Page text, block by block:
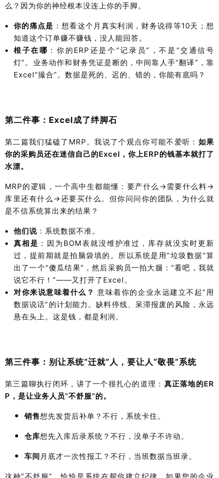
么？因为你的神经根本没连上你的手脚。
你的痛点是 ：想看这个月真实利润，财务说得等10天；想
知道这个订单赚不赚钱，没人能回答。
根子在哪 ：你的ERP还是个“记录员”，不是“交通信号
灯”。业务动作和财务凭证是断的，中间靠人手“翻译”，靠
Excel“撮合”。数据是死的、迟的、错的，你能有底吗？
第二件事：Excel成了绊脚石
第二篇我们猛磕了MRP。我说了个观点你可能不爱听： 如果
你的采购员还在迷信自己的Excel，你上ERP的钱基本就打了
水漂。
MRP的逻辑，一个高中生都能懂：要产什么→需要什么料→
库里还有什么→还要买什么。但你问问你的团队，为什么就
是不信系统算出来的结果？
他们说 ：系统数据不准。
真相是 ：因为 BOM表就没维护准过，库存就没实时更新
过，提前期就是拍脑袋填的。所以系统是用“垃圾数据”算
出了一个“傻瓜结果”，然后采购员一拍大腿：“看吧，我就
说它不行！”——又打开了Excel。
对你来说意味着什么？ 意味着你的企业永远建立不起“用
数据说话”的计划能力。缺料停线、呆滞报废的风险，永远
悬在头上。这是钱，都是利润。
第三件事：别让系统“迁就”人，要让人“敬畏”系统
第三篇聊执行闭环，讲了一个很扎心的道理： 真正落地的ER
P，是让业务人员“不舒服”的。
销售想先发货后补单？不行，系统卡住。
仓库想先入库后录系统？不行，没单子不许动。
车间 月底才一次性报工？不行，当班数据当班录。
这种“不舒服”，恰恰是系统在帮你建立纪律。如果您的企业